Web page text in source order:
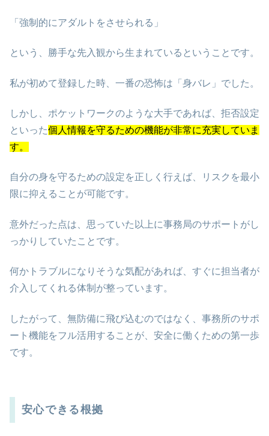
「強制的にアダルトをさせられる」
という、勝手な先入観から生まれているということです。
私が初めて登録した時、一番の恐怖は「身バレ」でした。
しかし、ポケットワークのような大手であれば、拒否設定
といった個人情報を守るための機能が非常に充実していま
す。
自分の身を守るための設定を正しく行えば、リスクを最小
限に抑えることが可能です。
意外だった点は、思っていた以上に事務局のサポートがし
っかりしていたことです。
何かトラブルになりそうな気配があれば、すぐに担当者が
介入してくれる体制が整っています。
したがって、無防備に飛び込むのではなく、事務所のサポ
ート機能をフル活用することが、安全に働くための第一歩
です。
安心できる根拠